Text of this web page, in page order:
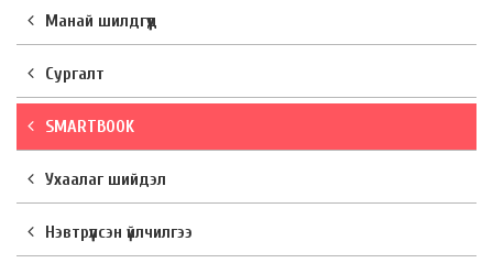
Манай шилдгүүд
Сургалт
SMARTBOOK
Ухаалаг шийдэл
Нэвтрүүлсэн үйлчилгээ